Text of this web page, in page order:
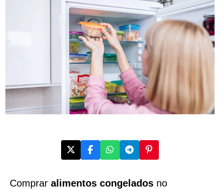
Comprar alimentos congeladosno